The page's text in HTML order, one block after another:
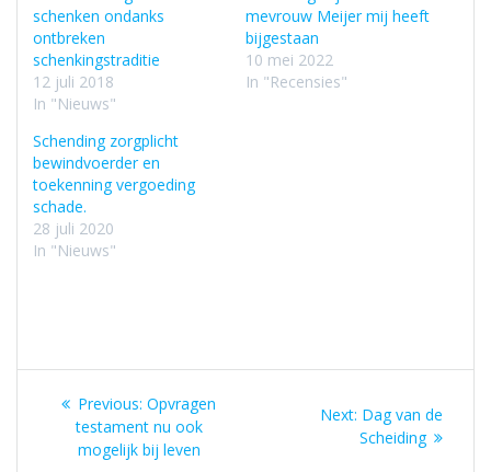
schenken ondanks
ontbreken
schenkingstraditie
12 juli 2018
In "Nieuws"
mevrouw Meijer mij heeft
bijgestaan
10 mei 2022
In "Recensies"
Schending zorgplicht
bewindvoerder en
toekenning vergoeding
schade.
28 juli 2020
In "Nieuws"
Bericht
navigatie
Previous: Previous
post:
Opvragen
testament nu ook
mogelijk bij leven
Next: Next
post:
Dag van de
Scheiding